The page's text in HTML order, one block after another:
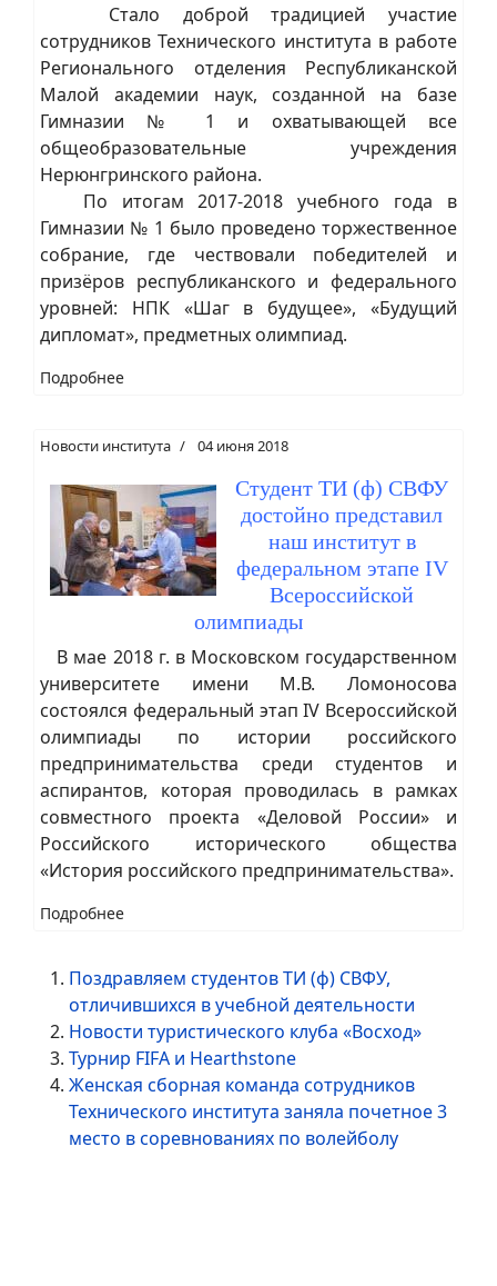
Стало доброй традицией участие
сотрудников Технического института в работе
Регионального отделения Республиканской
Малой академии наук, созданной на базе
Гимназии № 1 и охватывающей все
общеобразовательные учреждения
Нерюнгринского района.
По итогам 2017-2018 учебного года в
Гимназии № 1 было проведено торжественное
собрание, где чествовали победителей и
призёров республиканского и федерального
уровней: НПК «Шаг в будущее», «Будущий
дипломат», предметных олимпиад.
Подробнее
Новости института 04 июня 2018
Студент ТИ (ф) СВФУ
достойно представил
наш институт в
федеральном этапе IV
Всероссийской
олимпиады
В мае 2018 г. в Московском государственном
университете имени М.В. Ломоносова
состоялся федеральный этап IV Всероссийской
олимпиады по истории российского
предпринимательства среди студентов и
аспирантов, которая проводилась в рамках
совместного проекта «Деловой России» и
Российского исторического общества
«История российского предпринимательства».
Подробнее
Поздравляем студентов ТИ (ф) СВФУ,
отличившихся в учебной деятельности
Новости туристического клуба «Восход»
Турнир FIFA и Hearthstone
Женская сборная команда сотрудников
Технического института заняла почетное 3
место в соревнованиях по волейболу